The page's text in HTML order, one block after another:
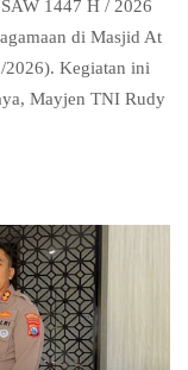
1447 H / 2026
di Masjid At
2026). Kegiatan ini
Mayjen TNI Rudy